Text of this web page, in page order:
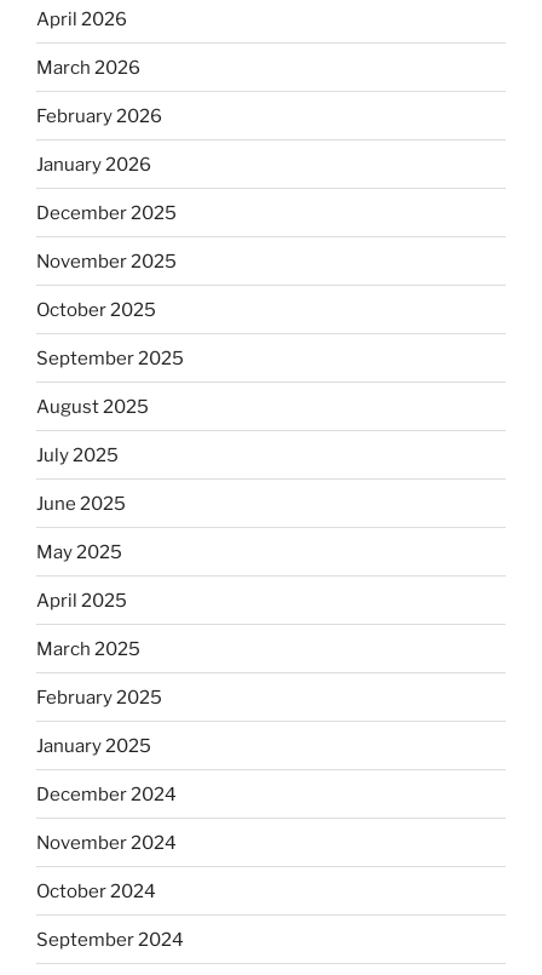
April 2026
March 2026
February 2026
January 2026
December 2025
November 2025
October 2025
September 2025
August 2025
July 2025
June 2025
May 2025
April 2025
March 2025
February 2025
January 2025
December 2024
November 2024
October 2024
September 2024